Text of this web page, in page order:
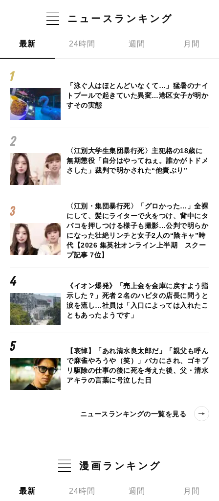
ニュースランキング
最新 24時間 週間 月間
「泳ぐ人はほとんどいなくて…」猛暑のナイ
トプールで起きていた異変…港区女子が明か
すその実態
〈江別大学生集団暴行死〉主犯格の18歳に
無期懲役「自分はやってねぇ。誰かがトドメ
さした」裁判で明かされた“他責ぶり”
〈江別・集団暴行死〉「グロかった…」全裸
にして、髪にライターで火をつけ、背中にタ
バコを押しつける様子も撮影…公判で明らか
になった壮絶リンチと女子2人の“陰キャ”時
代【2026 集英社オンライン上半期 スクー
プ記事 7位】
《イオン爆発》「売上金を金庫に戻すよう指
示した？」死者２名のハビタの店長に問うと
涙を流し…社員は「入口によっては入れたこ
ともあったようです」
【哀悼】「あれ清水良太郎だ」「親父も呼ん
で麻雀やろうや（笑）」バカにされ、ゴキブ
リ駆除の仕事の後に死を考えた後、父・清水
アキラの言葉に号泣した日
ニュースランキングの一覧を見る
漫画ランキング
最新 24時間 週間 月間